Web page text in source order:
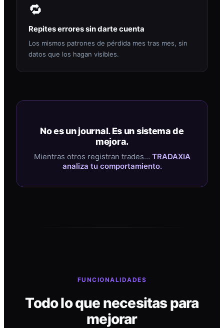
🔁
Repites errores sin darte cuenta
Los mismos patrones de pérdida mes tras mes, sin
datos que los hagan visibles.
No es un journal. Es un sistema de
mejora.
Mientras otros registran trades… TRADAXIA
analiza tu comportamiento.
FUNCIONALIDADES
Todo lo que necesitas para
mejorar